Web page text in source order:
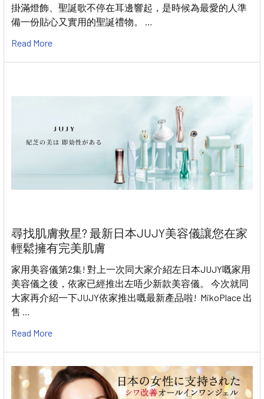
掛滿燈飾、聖誕歌不停在耳邊響起，是時候為最愛的人準
備一份貼心又實用的聖誕禮物。 …
Read More
尋找肌膚救星? 最新日本JUJY美容儀讓您在家
輕鬆擁有完美肌膚
家用美容儀第2集! 對上一次同大家介紹左日本JUJY嘅家用
美容儀之後，依家已經推出左唔少新款美容儀。 今次就同
大家再介紹一下JUJY依家推出嘅最新產品啦! MikoPlace 出
售 …
Read More